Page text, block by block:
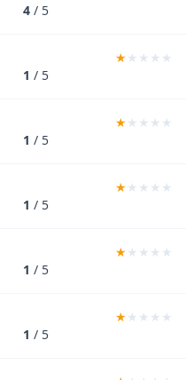
4 / 5
1 / 5
1 / 5
1 / 5
1 / 5
1 / 5